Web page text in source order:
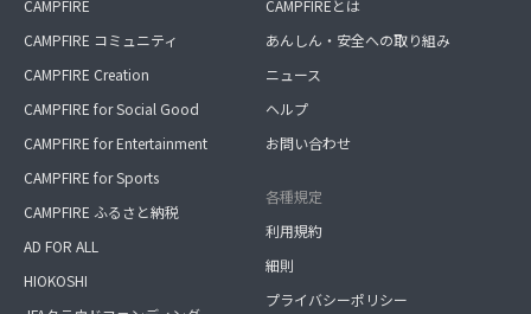
CAMPFIRE
CAMPFIRE コミュニティ
CAMPFIRE Creation
CAMPFIRE for Social Good
CAMPFIRE for Entertainment
CAMPFIRE for Sports
CAMPFIRE ふるさと納税
AD FOR ALL
HIOKOSHI
CAMPFIREとは
あんしん・安全への取り組み
ニュース
ヘルプ
お問い合わせ
各種規定
利用規約
細則
プライバシーポリシー